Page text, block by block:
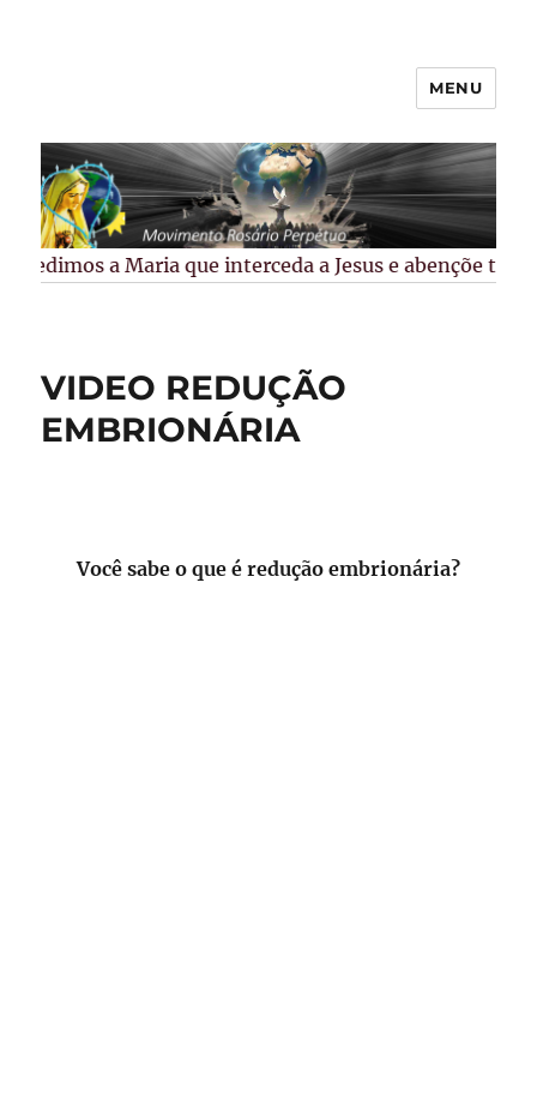
Guarapuava/PR
MENU
Pedimos a Maria que interceda a Jesus e abençõe
VIDEO REDUÇÃO
EMBRIONÁRIA
Você sabe o que é redução embrionária?